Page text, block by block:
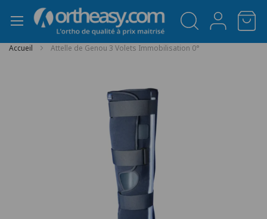
Accueil Attelle de Genou 3 Volets Immobilisation 0°
Panneau de gestion des cookies